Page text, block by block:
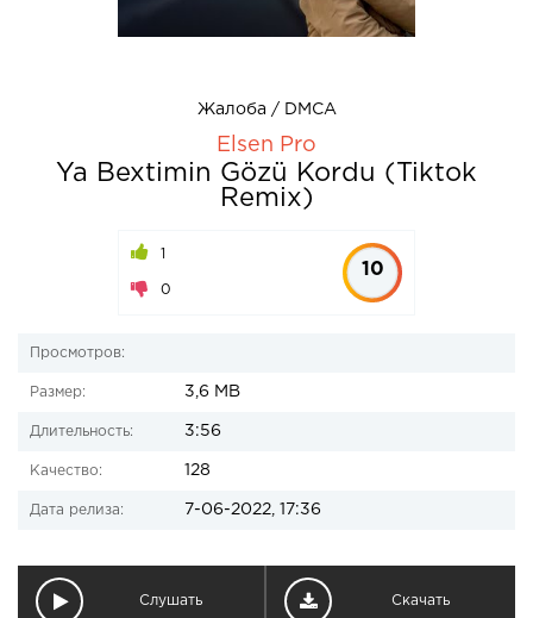
Жалоба / DMCA
Elsen Pro
Ya Bextimin Gözü Kordu (Tiktok
Remix)
1
0
10
Просмотров:
Размер: 3,6 MB
Длительность: 3:56
Качество: 128
Дата релиза: 7-06-2022, 17:36
Слушать Скачать